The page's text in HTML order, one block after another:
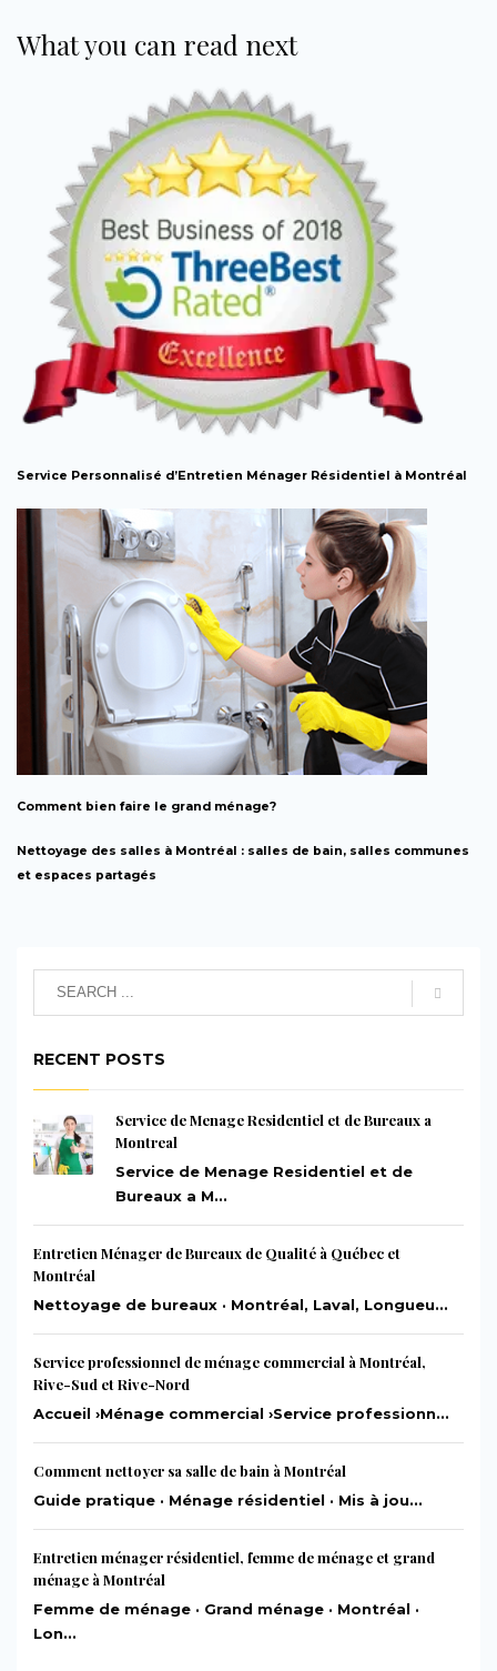
What you can read next
Service Personnalisé d’Entretien Ménager Résidentiel à Montréal
Comment bien faire le grand ménage?
Nettoyage des salles à Montréal : salles de bain, salles communes
et espaces partagés
RECENT POSTS
Service de Menage Residentiel et de Bureaux a
Montreal
Service de Menage Residentiel et de
Bureaux a M...
Entretien Ménager de Bureaux de Qualité à Québec et
Montréal
Nettoyage de bureaux · Montréal, Laval, Longueu...
Service professionnel de ménage commercial à Montréal,
Rive-Sud et Rive-Nord
Accueil ›Ménage commercial ›Service professionn...
Comment nettoyer sa salle de bain à Montréal
Guide pratique · Ménage résidentiel · Mis à jou...
Entretien ménager résidentiel, femme de ménage et grand
ménage à Montréal
Femme de ménage · Grand ménage · Montréal ·
Lon...